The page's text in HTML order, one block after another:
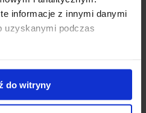
informacje z innymi danymi
uzyskanymi podczas
do witryny